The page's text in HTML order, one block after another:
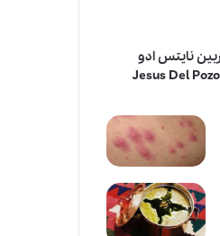
نایتس ادو